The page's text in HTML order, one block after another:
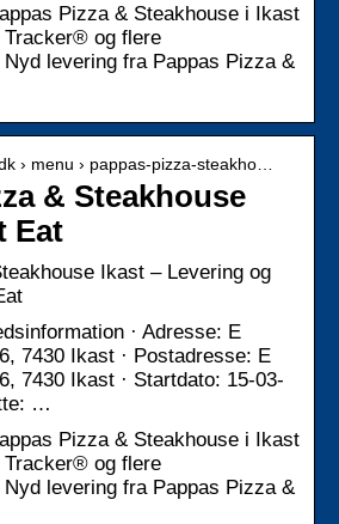
Pizza & Steakhouse i Ikast
Tracker® og flere
levering fra Pappas Pizza &
› menu › pappas-pizza-steakho…
& Steakhouse
Eat
Ikast – Levering og
· Adresse: E
7430 Ikast · Postadresse: E
7430 Ikast · Startdato: 15-03-
…
Pizza & Steakhouse i Ikast
Tracker® og flere
levering fra Pappas Pizza &